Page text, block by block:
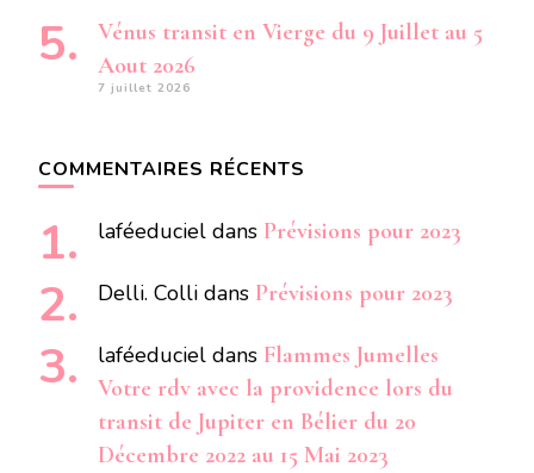
Vénus transit en Vierge du 9 Juillet au 5
Aout 2026
7 juillet 2026
COMMENTAIRES RÉCENTS
laféeduciel dans Prévisions pour 2023
Delli. Colli dans Prévisions pour 2023
laféeduciel dans Flammes Jumelles
Votre rdv avec la providence lors du
transit de Jupiter en Bélier du 20
Décembre 2022 au 15 Mai 2023